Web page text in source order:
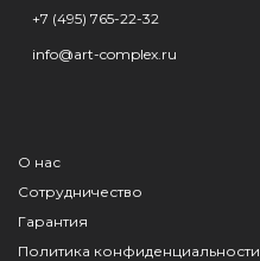
+7 (495) 765-22-32
info@art-complex.ru
О нас
Сотрудничество
Гарантия
Политика конфиденциальности